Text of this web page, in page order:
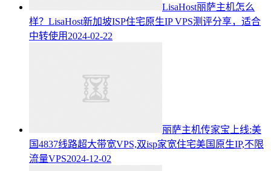
LisaHost丽萨主机怎么
样？LisaHost新加坡ISP住宅原生IP VPS测评分享，适合
中转使用 2024-02-22
丽萨主机传家宝上线:美
国4837线路超大带宽VPS,双isp家宽住宅美国原生IP,不限
流量VPS2024-12-02